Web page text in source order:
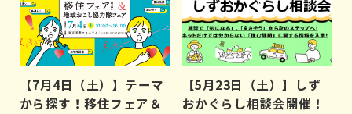
【7月4日（土）】テーマ
から探す！移住フェア＆
【5月23日（土）】しず
おかぐらし相談会開催！